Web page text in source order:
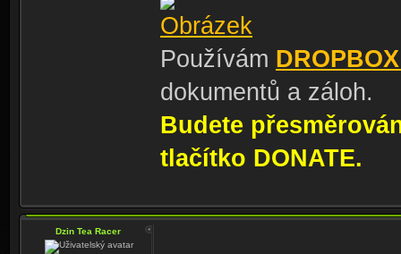
Používám
dokumentů a záloh.
Budete
tlačítko DONATE.
Dzin Tea Racer